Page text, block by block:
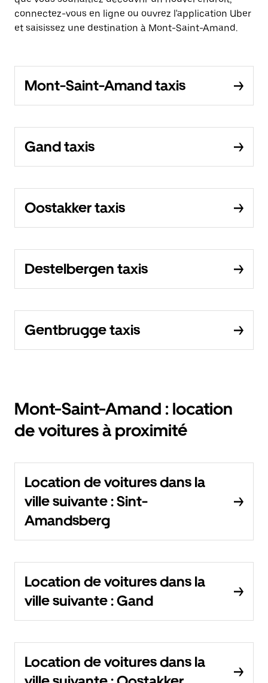
connectez-vous en ligne ou ouvrez l'application Uber
et saisissez une destination à Mont-Saint-Amand.
Mont-Saint-Amand taxis
Gand taxis
Oostakker taxis
Destelbergen taxis
Gentbrugge taxis
Mont-Saint-Amand : location
de voitures à proximité
Location de voitures dans la
ville suivante : Sint-
Amandsberg
Location de voitures dans la
ville suivante : Gand
Location de voitures dans la